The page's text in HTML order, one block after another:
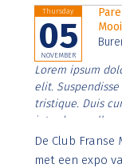
Thursday
05
NOVEMBER
Lorem ipsum
elit.
tristique. Duis
interdum nulla,
Aenean
imperdiet. Nunc
De Club
met een expo